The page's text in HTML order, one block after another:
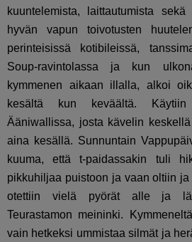
kuuntelemista, laittautumista
hyvän vapun toivotusten
perinteisissä kotibileissä,
Soup-ravintolassa ja kun
kymmenen aikaan illalla, alkoi
kesältä kun keväältä. Käytiin
Ääniwallissa, josta kävelin
aina kesällä. Sunnuntain
kuuma, että t-paidassakin tuli
pikkuhiljaa puistoon ja vaan oltiin
otettiin vielä pyörät alle ja
Teurastamon meininki.
vain hetkeksi ummistaa silmät ja